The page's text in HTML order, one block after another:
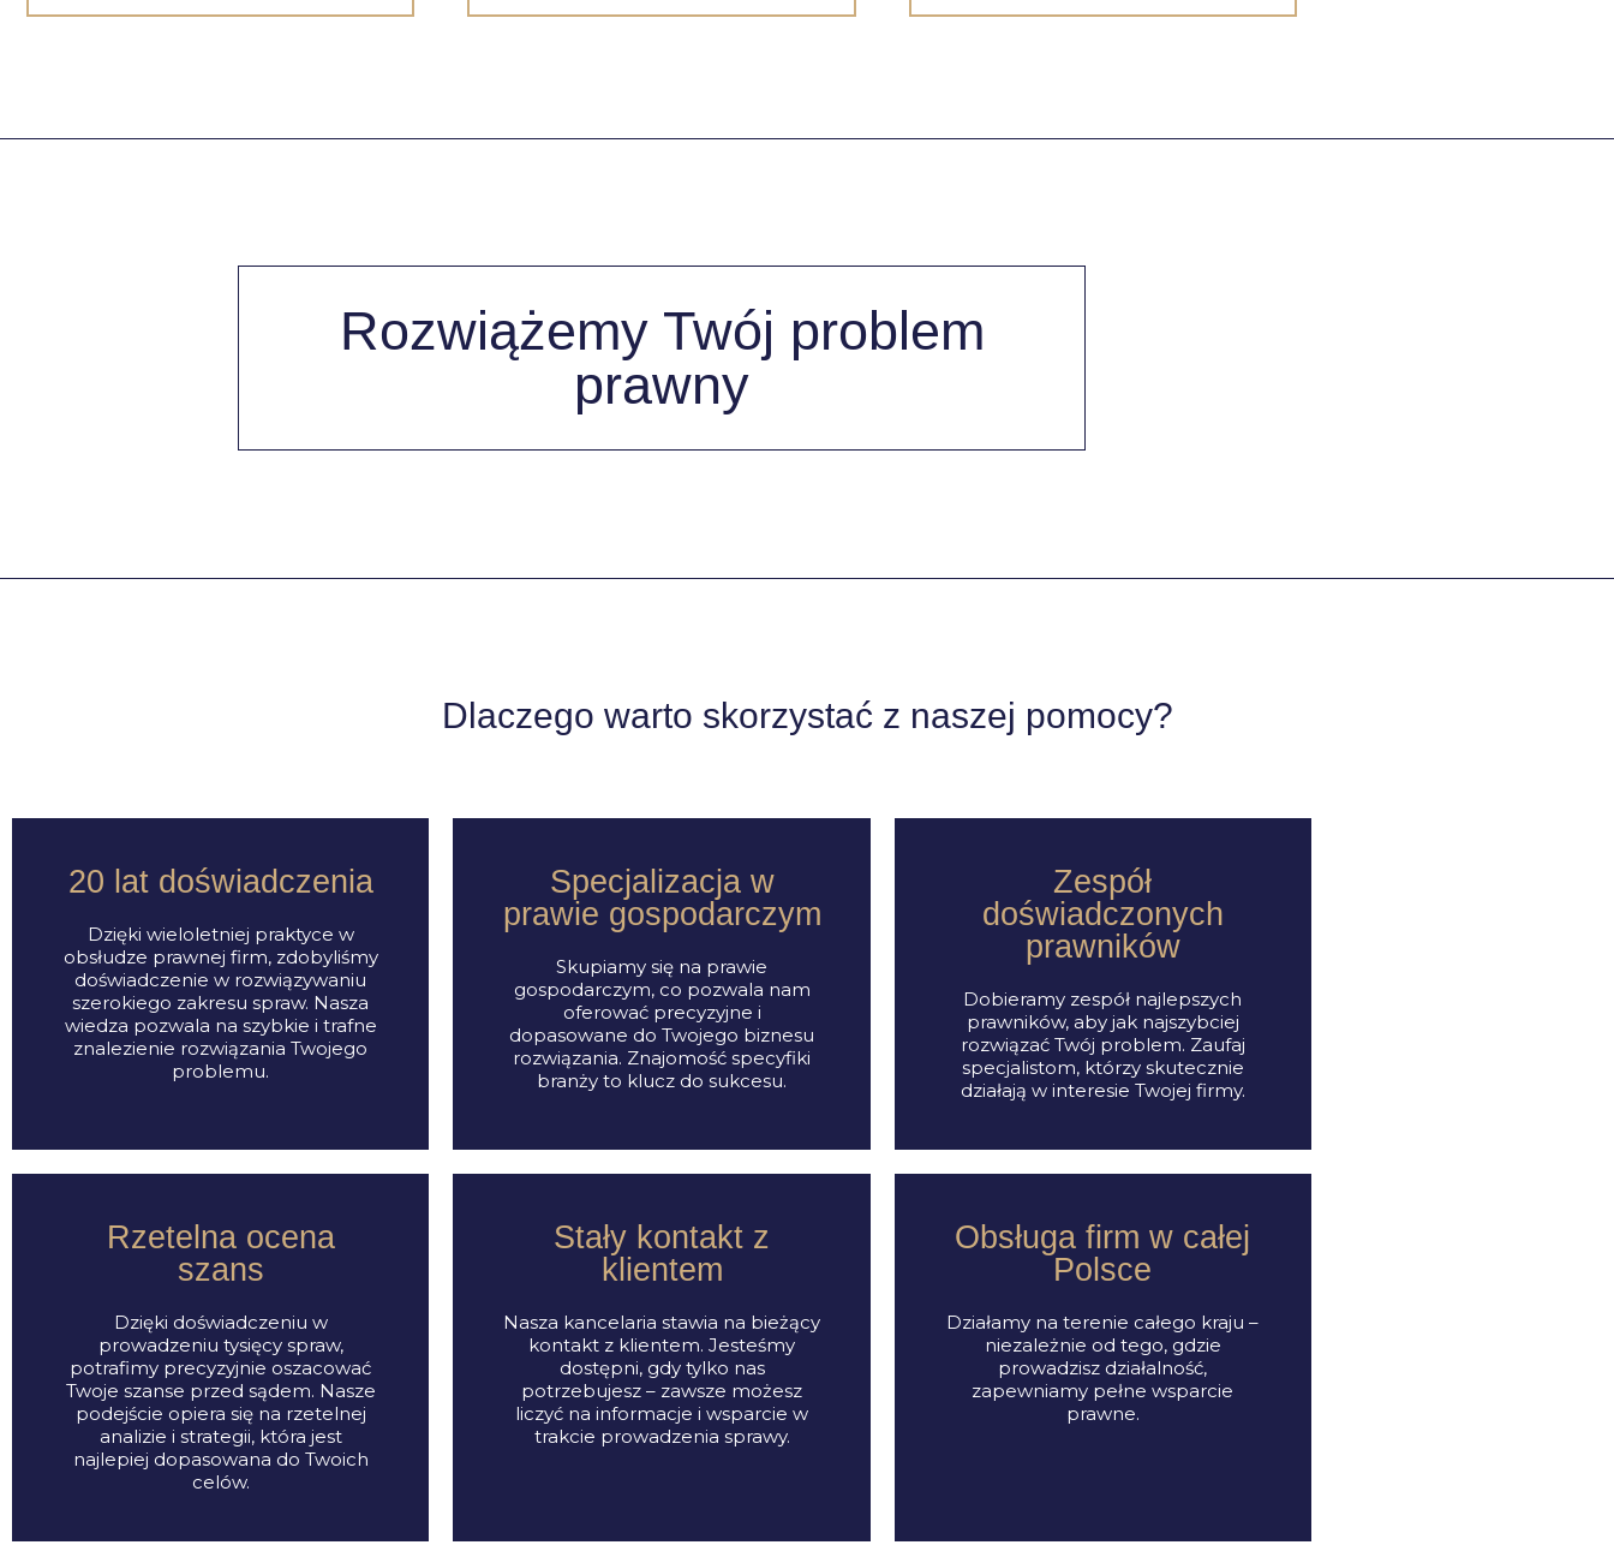
Rozwiążemy Twój problem
prawny
Dlaczego warto skorzystać z naszej pomocy?
20 lat doświadczenia
Dzięki wieloletniej praktyce w
obsłudze prawnej firm, zdobyliśmy
doświadczenie w rozwiązywaniu
szerokiego zakresu spraw. Nasza
wiedza pozwala na szybkie i trafne
znalezienie rozwiązania Twojego
problemu.
Specjalizacja w
prawie gospodarczym
Skupiamy się na prawie
gospodarczym, co pozwala nam
oferować precyzyjne i
dopasowane do Twojego biznesu
rozwiązania. Znajomość specyfiki
branży to klucz do sukcesu.
Zespół
doświadczonych
prawników
Dobieramy zespół najlepszych
prawników, aby jak najszybciej
rozwiązać Twój problem. Zaufaj
specjalistom, którzy skutecznie
działają w interesie Twojej firmy.
Rzetelna ocena
szans
Dzięki doświadczeniu w
prowadzeniu tysięcy spraw,
potrafimy precyzyjnie oszacować
Twoje szanse przed sądem. Nasze
podejście opiera się na rzetelnej
analizie i strategii, która jest
najlepiej dopasowana do Twoich
celów.
Stały kontakt z
klientem
Nasza kancelaria stawia na bieżący
kontakt z klientem. Jesteśmy
dostępni, gdy tylko nas
potrzebujesz – zawsze możesz
liczyć na informacje i wsparcie w
trakcie prowadzenia sprawy.
Obsługa firm w całej
Polsce
Działamy na terenie całego kraju –
niezależnie od tego, gdzie
prowadzisz działalność,
zapewniamy pełne wsparcie
prawne.